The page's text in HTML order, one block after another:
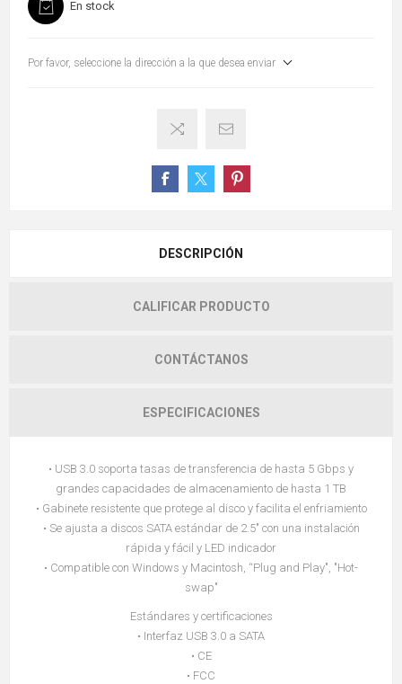
En stock
Por favor, seleccione la dirección a la que desea enviar
DESCRIPCIÓN
CALIFICAR PRODUCTO
CONTÁCTANOS
ESPECIFICACIONES
• USB 3.0 soporta tasas de transferencia de hasta 5 Gbps y
grandes capacidades de almacenamiento de hasta 1 TB
• Gabinete resistente que protege al disco y facilita el enfriamiento
• Se ajusta a discos SATA estándar de 2.5" con una instalación
rápida y fácil y LED indicador
• Compatible con Windows y Macintosh, “Plug and Play", "Hot-
swap"
Estándares y certificaciones
• Interfaz USB 3.0 a SATA
• CE
• FCC